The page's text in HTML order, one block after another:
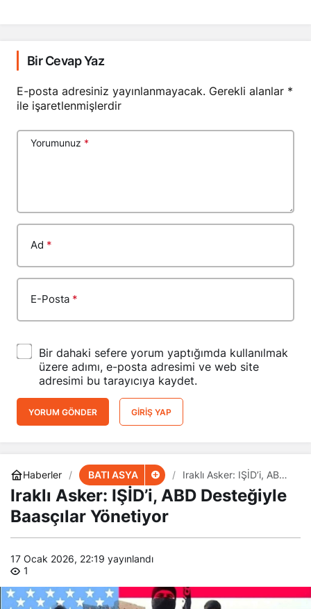
Bir Cevap Yaz
E-posta adresiniz yayınlanmayacak. Gerekli alanlar *
ile işaretlenmişlerdir
Yorumunuz *
Ad *
E-Posta *
Bir dahaki sefere yorum yaptığımda kullanılmak
üzere adımı, e-posta adresimi ve web site
adresimi bu tarayıcıya kaydet.
YORUM GÖNDER GIRIŞ YAP
Haberler BATI ASYA
Iraklı Asker: IŞİD’i, ABD
Desteğiyle Baasçılar
Yönetiyor
Iraklı Asker: IŞİD’i, ABD Desteğiyle
Baasçılar Yönetiyor
17 Ocak 2026, 22:19 yayınlandı
1